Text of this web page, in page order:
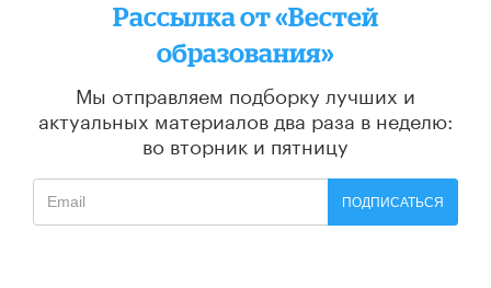
Рассылка от «Вестей
образования»
Мы отправляем подборку лучших и
актуальных материалов два раза в неделю:
во вторник и пятницу
ПОДПИСАТЬСЯ